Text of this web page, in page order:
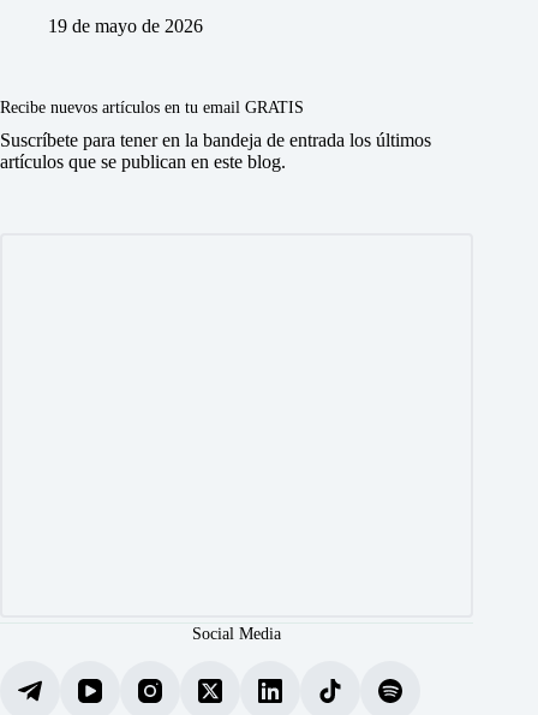
19 de mayo de 2026
Recibe nuevos artículos en tu email GRATIS
Suscríbete para tener en la bandeja de entrada los últimos
artículos que se publican en este blog.
Social Media